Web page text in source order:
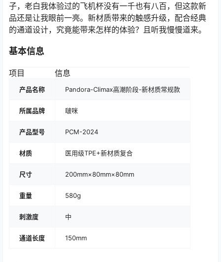
子，老白我体验过的飞机杯没有一千也有八百，但这款新
品还是让我眼前一亮。新材质带来的触感升级，配合经典
的通道设计，究竟能带来怎样的体验？且听我慢慢道来。
基本信息
项目 信息
产品名称 Pandora-Climax高潮阶段-新材质常规款
所属品牌 啵咪
产品型号 PCM-2024
材质 医用级TPE+新材质复合
尺寸 200mm×80mm×80mm
重量 580g
刺激度 中
通道长度 150mm